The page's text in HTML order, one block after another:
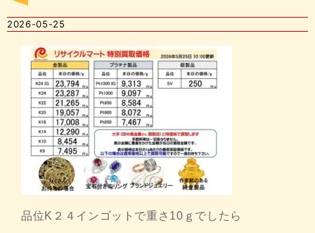
2026-05-25
品位K２４インゴットで重さ10ｇでしたら